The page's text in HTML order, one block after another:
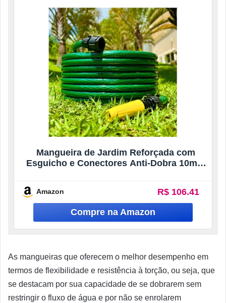
Mangueira de Jardim Reforçada com
Esguicho e Conectores Anti-Dobra 10mts
Amazon R$ 106.41
As mangueiras que oferecem o melhor desempenho em
termos de flexibilidade e resistência à torção, ou seja, que
se destacam por sua capacidade de se dobrarem sem
restringir o fluxo de água e por não se enrolarem